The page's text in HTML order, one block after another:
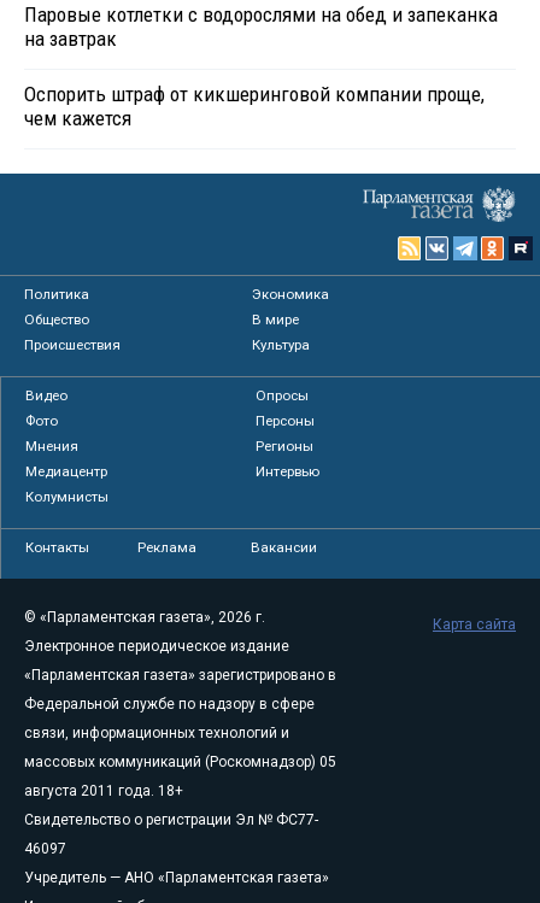
Паровые котлетки с водорослями на обед и запеканка
на завтрак
Оспорить штраф от кикшеринговой компании проще,
чем кажется
Политика
Экономика
Общество
В мире
Происшествия
Культура
Видео
Опросы
Фото
Персоны
Мнения
Регионы
Медиацентр
Интервью
Колумнисты
Контакты Реклама Вакансии
© «Парламентская газета», 2026 г.
Электронное периодическое издание
«Парламентская газета» зарегистрировано в
Федеральной службе по надзору в сфере
связи, информационных технологий и
массовых коммуникаций (Роскомнадзор) 05
августа 2011 года. 18+
Свидетельство о регистрации Эл № ФС77-
46097
Учредитель — АНО «Парламентская газета»
Карта сайта